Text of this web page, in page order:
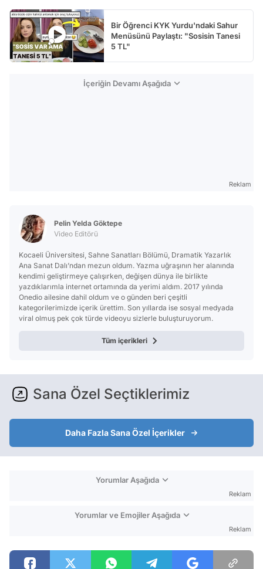
Bir Öğrenci KYK Yurdu'ndaki Sahur
Menüsünü Paylaştı: "Sosisin Tanesi
5 TL"
İçeriğin Devamı Aşağıda
Reklam
Pelin Yelda Göktepe
Video Editörü
Kocaeli Üniversitesi, Sahne Sanatları Bölümü, Dramatik Yazarlık
Ana Sanat Dalı’ndan mezun oldum. Yazma uğraşının her alanında
kendimi geliştirmeye çalışırken, değişen dünya ile birlikte
yazdıklarımla internet ortamında da yerimi aldım. 2017 yılında
Onedio ailesine dahil oldum ve o günden beri çeşitli
kategorilerimizde içerik ürettim. Son yıllarda ise sosyal medyada
viral olmuş pek çok türde videoyu sizlerle buluşturuyorum.
Tüm içerikleri
Sana Özel Seçtiklerimiz
Daha Fazla Sana Özel İçerikler
Yorumlar Aşağıda
Reklam
Yorumlar ve Emojiler Aşağıda
Reklam